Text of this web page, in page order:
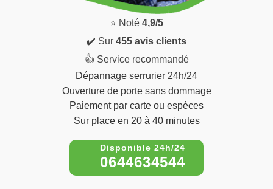
⭐ Noté 4,9/5
✔️ Sur 455 avis clients
👍 Service recommandé
Dépannage serrurier 24h/24
Ouverture de porte sans dommage
Paiement par carte ou espèces
Sur place en 20 à 40 minutes
0644634544